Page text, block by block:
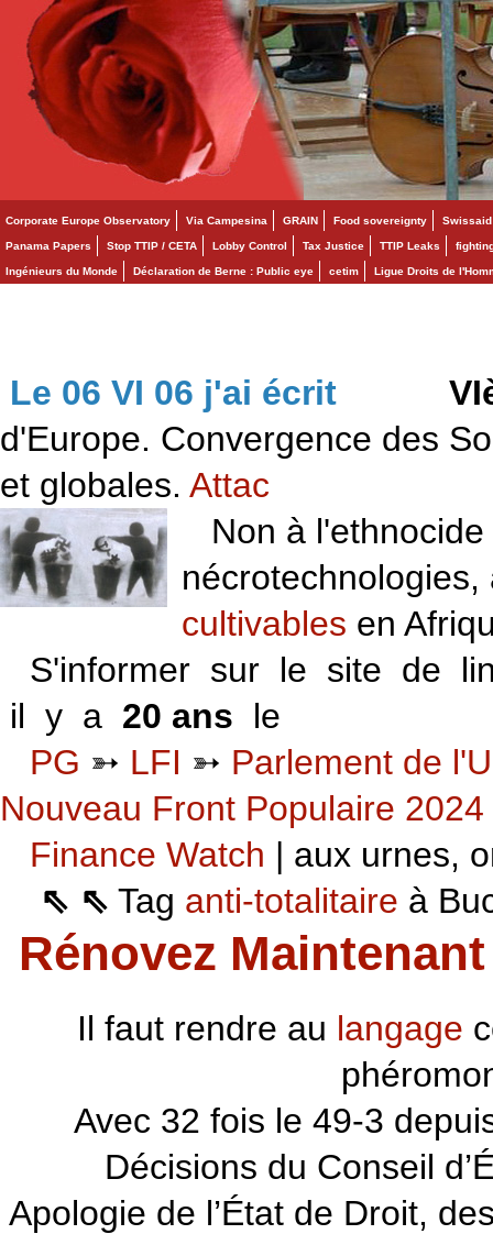
Corporate Europe Observatory Via Campesina GRAIN Food sovereignty Swissaid
Panama Papers Stop TTIP / CETA Lobby Control Tax Justice TTIP Leaks
Ingénieurs du Monde Déclaration de Berne : Public eye cetim Ligue Droits de
Le 06 VI 06 j'ai écrit
d'Europe. Convergence des
et globales. Attac
Non à l'ethnocide
cultivables en
S'informer sur le site de
il y a 20 ans le
PG ➳ LFI ➳ Parlement de
Nouveau Front Populaire 2024
Finance Watch | aux urnes,
⇖ ⇖ Tag anti-totalitaire à
Rénovez
Il faut rendre au langage
Avec 32 fois le 49-3
Décisions du Conseil
Apologie de l’État de Droit,